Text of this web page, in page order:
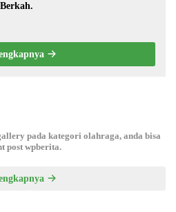
pada kategori olahraga, anda bisa
post wpberita.